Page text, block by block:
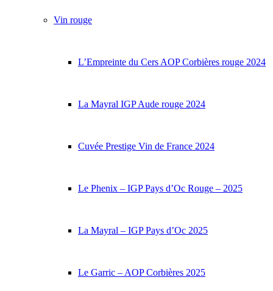
Vin rouge
L’Empreinte du Cers AOP Corbières rouge 2024
La Mayral IGP Aude rouge 2024
Cuvée Prestige Vin de France 2024
Le Phenix – IGP Pays d’Oc Rouge – 2025
La Mayral – IGP Pays d’Oc 2025
Le Garric – AOP Corbières 2025